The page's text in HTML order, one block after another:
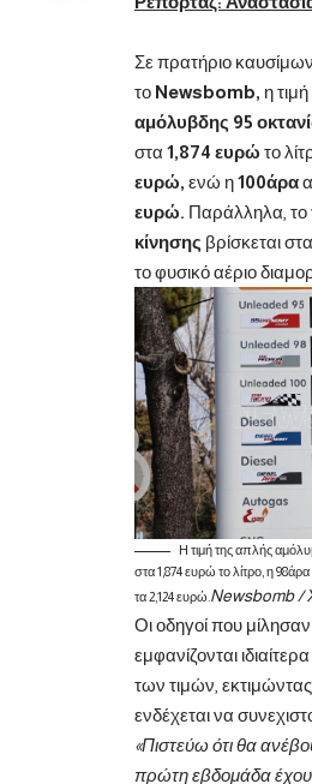
Σε πρατήριο
το Newsbomb, η
αμόλυβδης 95
στα 1,874 ευρώ το
ευρώ, ενώ η100άρα
ευρώ. Παράλληλα, το
κίνησης βρίσκεται στα
το φυσικό αέριο
Η τιμή της απλής
στα 1,874 ευρώ το λίτρο, η
τα 2,124 ευρώ. Newsbomb /
Οι οδηγοί που
εμφανίζονται
των τιμών, εκτιμώντας
ενδέχεται να
«Πιστεύω ότι θα
πρώτη εβδομάδα